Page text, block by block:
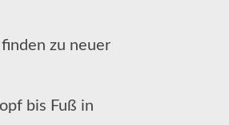
zu neuer
bis Fuß in